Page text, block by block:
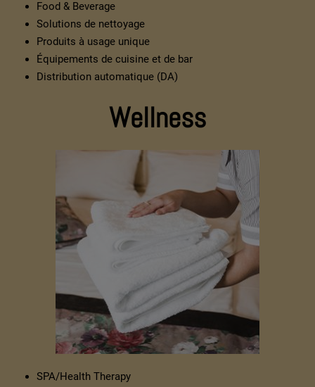
Food & Beverage
Solutions de nettoyage
Produits à usage unique
Équipements de cuisine et de bar
Distribution automatique (DA)
Wellness
SPA/Health Therapy